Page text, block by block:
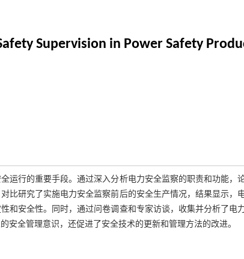
Supervision in Power Safety
运行的重要手段。通过深入分析电力安全监察的职责和功能，
比研究了实施电力安全监察前后的安全生产情况，结果显示，
和安全性。同时，通过问卷调查和专家访谈，收集并分析了电
安全管理意识，还促进了安全技术的更新和管理方法的改进。